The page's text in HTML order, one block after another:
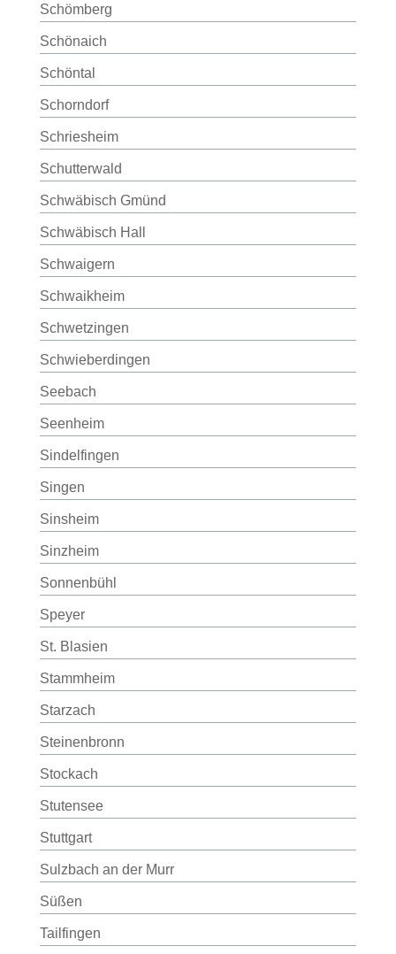
Schömberg
Schönaich
Schöntal
Schorndorf
Schriesheim
Schutterwald
Schwäbisch Gmünd
Schwäbisch Hall
Schwaigern
Schwaikheim
Schwetzingen
Schwieberdingen
Seebach
Seenheim
Sindelfingen
Singen
Sinsheim
Sinzheim
Sonnenbühl
Speyer
St. Blasien
Stammheim
Starzach
Steinenbronn
Stockach
Stutensee
Stuttgart
Sulzbach an der Murr
Süßen
Tailfingen